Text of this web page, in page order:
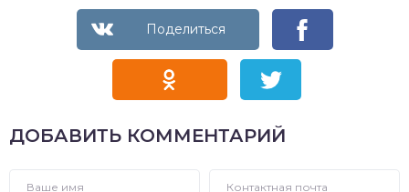
ДОБАВИТЬ КОММЕНТАРИЙ